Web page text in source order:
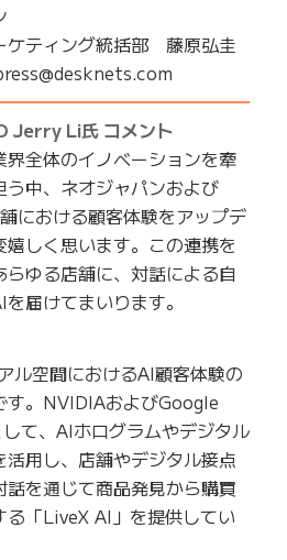
ング統括部 藤原弘圭
Jerry Li氏 コメント
界全体のイノベーションを牽
中、ネオジャパンおよび
における顧客体験をアップデ
しく思います。この連携を
ゆる店舗に、対話による自
届けてまいります。
ル空間におけるAI顧客体験の
す。NVIDIAおよびGoogle
て、AIホログラムやデジタル
用し、店舗やデジタル接点
を通じて商品発見から購買
る「LiveX AI」を提供してい